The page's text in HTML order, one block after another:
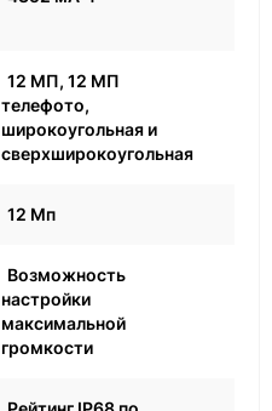
12 МП, 12 МП
телефото,
широкоугольная и
сверхширокоугольная
12 Мп
Возможность
настройки
максимальной
громкости